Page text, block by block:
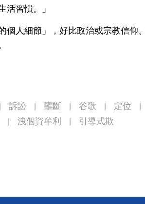
活習慣。」
人細節」，好比政治或宗教信仰、
訴訟 壟斷 谷歌 定位
洩個資牟利
引導式欺